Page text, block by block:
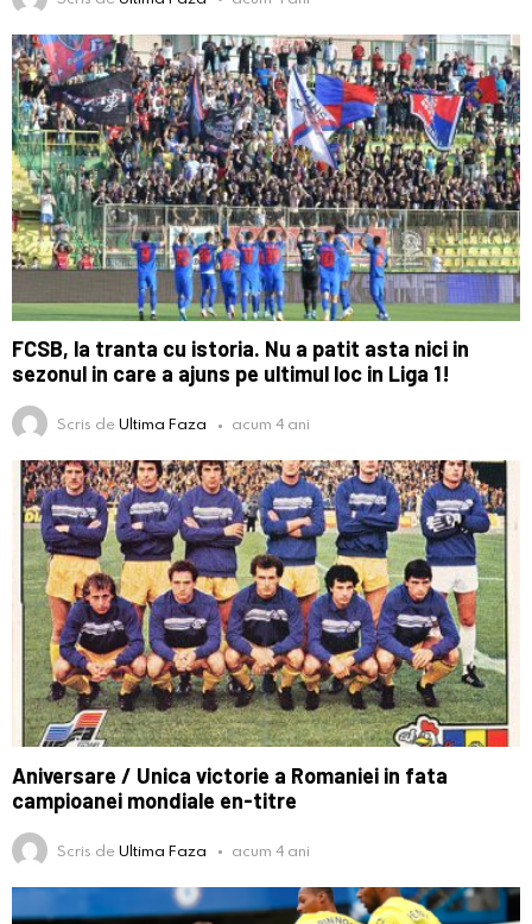
FCSB, la tranta cu istoria. Nu a patit asta nici in
sezonul in care a ajuns pe ultimul loc in Liga 1!
Scris deUltima Faza acum 4 ani
Aniversare / Unica victorie a Romaniei in fata
campioanei mondiale en-titre
Scris deUltima Faza acum 4 ani